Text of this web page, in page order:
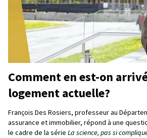
Comment en est-on
logement actuelle?
François Des Rosiers, professeur au
assurance et immobilier, répond à une
le cadre de la série La science, pas si